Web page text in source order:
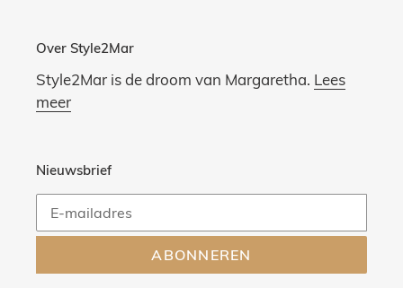
Over Style2Mar
Style2Mar is de droom van Margaretha. Lees
meer
Nieuwsbrief
ABONNEREN